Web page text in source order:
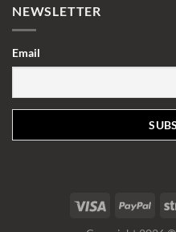
NEWSLETTER
Email